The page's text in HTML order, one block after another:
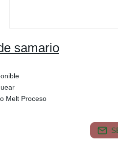
samario
Melt Proceso